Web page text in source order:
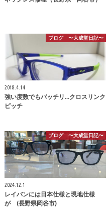
ブログ 〜大成堂日記〜
2018.4.14
強い度数でもバッチリ…クロスリンク
ピッチ
ブログ 〜大成堂日記〜
2024.12.1
レイバンには日本仕様と現地仕様
が (長野県岡谷市)